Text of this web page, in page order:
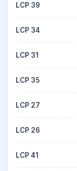
LCP 39
LCP 34
LCP 31
LCP 35
LCP 27
LCP 26
LCP 41